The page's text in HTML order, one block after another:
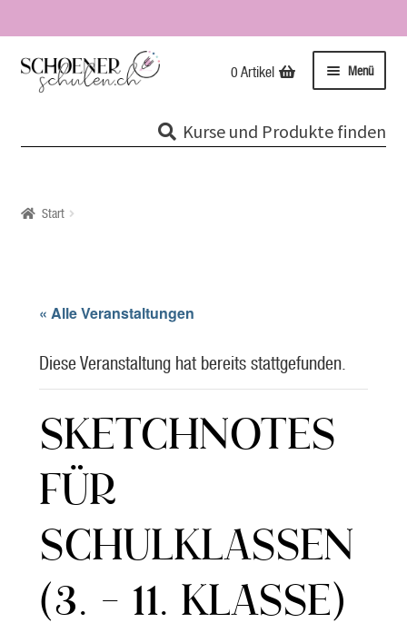
Zur
Navigation
Zum
Inhalt
Menü
Evolutionspädagogik®
0 Artikel
Kurse und Produkte finden
Start
« Alle Veranstaltungen
Diese Veranstaltung hat bereits stattgefunden.
SKETCHNOTES
FÜR
SCHULKLASSEN
(3. – 11. KLASSE)